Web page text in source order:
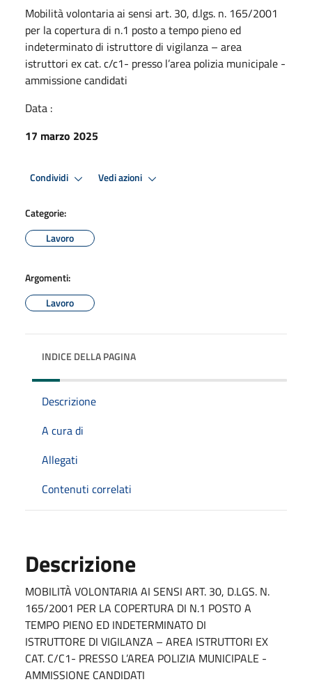
Mobilità volontaria ai sensi art. 30, d.lgs. n. 165/2001
per la copertura di n.1 posto a tempo pieno ed
indeterminato di istruttore di vigilanza – area
istruttori ex cat. c/c1- presso l’area polizia municipale -
ammissione candidati
Data :
17 marzo 2025
Condividi Vedi azioni
Categorie:
Lavoro
Argomenti:
Lavoro
INDICE DELLA PAGINA
Descrizione
A cura di
Allegati
Contenuti correlati
Descrizione
MOBILITÀ VOLONTARIA AI SENSI ART. 30, D.LGS. N.
165/2001 PER LA COPERTURA DI N.1 POSTO A
TEMPO PIENO ED INDETERMINATO DI
ISTRUTTORE DI VIGILANZA – AREA ISTRUTTORI EX
CAT. C/C1- PRESSO L’AREA POLIZIA MUNICIPALE -
AMMISSIONE CANDIDATI